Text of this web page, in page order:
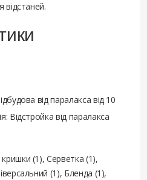
відстаней.
від паралакса від 10
Відстройка від паралакса
кришки (1), Серветка (1),
(1), Бленда (1),